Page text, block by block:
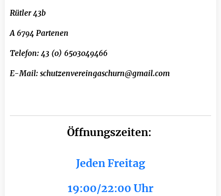
Rütler 43b
A 6794 Partenen
Telefon: 43 (0) 6503049466
E-Mail: schutzenvereingaschurn@gmail.com
Öffnungszeiten:
Jeden Freitag
19:00/22:00 Uhr